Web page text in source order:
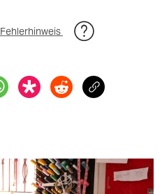
Fehlerhinweis